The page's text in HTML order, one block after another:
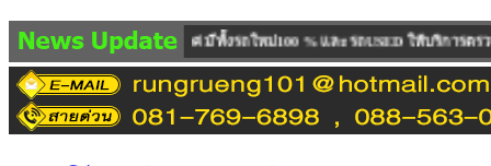
ระเทศ มีทั้งรถใหม่100 % และ รถUSED ให้บริการตรวจเช็คซ่อมบำรุง